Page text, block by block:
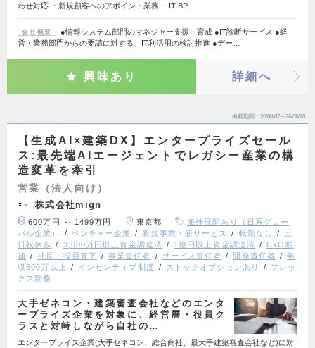
わせ対応 ・新規顧客へのアポイント業務 ・IT BP…
会社概要
●情報システム部門のマネジャー支援・育成 ●IT診断サービス ●経
営・業務部門からの要請に対する、IT利活用の検討推進 ●デー…
興味あり 詳細へ
掲載期間 26/08/07～26/08/20
【生成AI×建築DX】エンタープライズセール
ス:最先端AIエージェントでレガシー産業の構
造変革を牽引
営業（法人向け）
株式会社mign
600万円 ～ 1499万円 東京都
海外展開あり（日系グロー
バル企業）
ベンチャー企業 新規事業・新サービス 転勤なし
土
日祝休み
3,000万円以上資金調達済 1億円以上資金調達済
CxO候
補
社長・役員直下 事業責任者 サービス責任者 開発責任者
年
収600万以上
インセンティブ制度 ストックオプションあり
フレッ
クス勤務
大手ゼネコン・建築審査会社などのエンタ
ープライズ企業を対象に、経営層・役員ク
ラスと対峙しながら自社の…
エンタープライズ企業(大手ゼネコン、総合商社、最大手建築審査会社など)に対